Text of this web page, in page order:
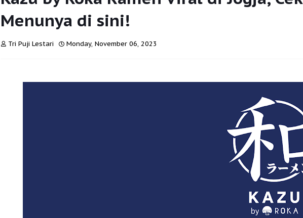
Menunya di sini!
Tri Puji Lestari Monday, November 06, 2023